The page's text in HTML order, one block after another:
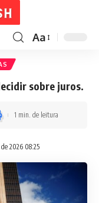
Aa
sobre juros.
2026 08:25
1 min. de leitura